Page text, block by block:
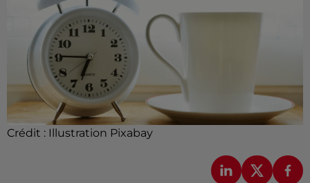
Crédit : Illustration Pixabay